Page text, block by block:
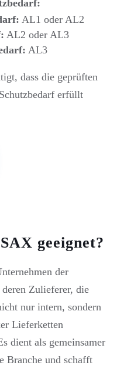
AL1 oder AL2
AL2 oder AL3
AL3
dass die geprüften
erfüllt
geeignet?
der
Zulieferer, die
nur intern, sondern
Lieferketten
dient als gemeinsamer
Branche und schafft